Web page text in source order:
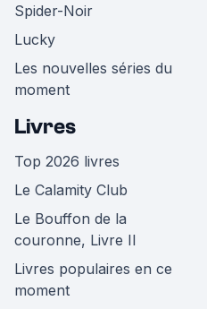
Spider-Noir
Lucky
Les nouvelles séries du
moment
Livres
Top 2026 livres
Le Calamity Club
Le Bouffon de la
couronne, Livre II
Livres populaires en ce
moment